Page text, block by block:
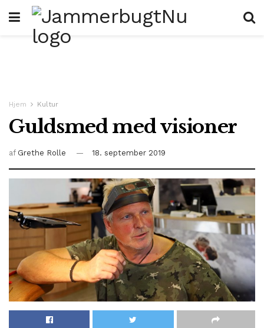
Hjem Kultur
Guldsmed med visioner
af Grethe Rolle 18. september 2019